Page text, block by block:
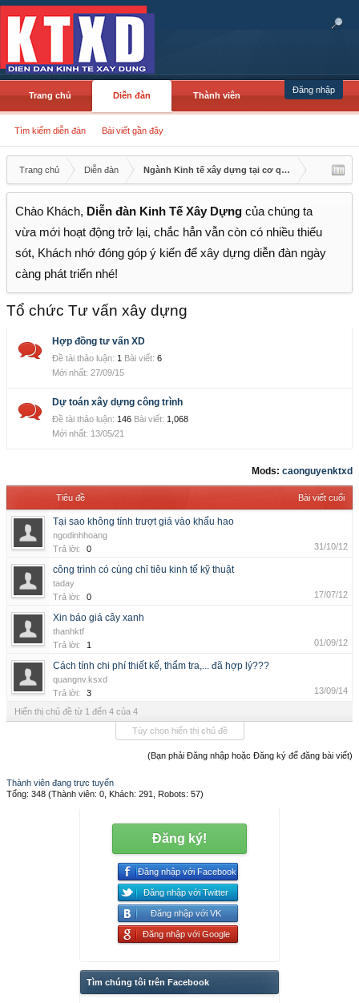
Đăng nhập
Trang chủ Diễn đàn
Tìm kiếm diễn đàn Bài viết gần đây
Thành viên
Trang chủ Diễn đàn Ngành Kinh tế xây dựng tại cơ quan/doanh nghiệp
Chào Khách, Diễn đàn Kinh Tế Xây Dựng của chúng ta
vừa mới hoạt động trở lại, chắc hẳn vẫn còn có nhiều thiếu
sót, Khách nhớ đóng góp ý kiến để xây dựng diễn đàn ngày
càng phát triển nhé!
Tổ chức Tư vấn xây dựng
Hợp đồng tư vấn XD
Đề tài thảo luận: 1 Bài viết: 6
27/09/15
Dự toán xây dựng công trình
Đề tài thảo luận: 146 Bài viết: 1,068
13/05/21
Mods: caonguyenktxd
Tiêu đề Bài viết cuối
Tại sao không tính trượt giá vào khấu hao
ngodinhhoang
Trả lời:
0 31/10/12
công trình có cùng chỉ tiêu kinh tế kỹ thuật
taday
Trả lời:
0 17/07/12
Xin báo giá cây xanh
thanhktf
Trả lời:
1 01/09/12
Cách tính chi phí thiết kế, thẩm tra,... đã hợp lý???
quangnv.ksxd
Trả lời:
3 13/09/14
Hiển thị chủ đề từ 1 đến 4 của 4
Tùy chọn hiển thị chủ đề
(Bạn phải Đăng nhập hoặc Đăng ký để đăng bài viết)
Thành viên đang trực tuyến
Tổng: 348 (Thành viên: 0, Khách: 291, Robots: 57)
Đăng ký!
Đăng nhập với Facebook
Đăng nhập với Twitter
Đăng nhập với VK
Đăng nhập với Google
Tìm chúng tôi trên Facebook